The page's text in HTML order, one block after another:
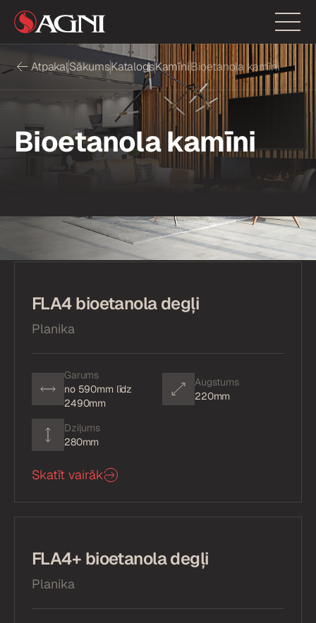
AtpakaļSākumsKatalogsKamīniBioetanola kamīni
Bioetanola kamīni
FLA4 bioetanola degļi
Planika
Garums
no 590mm līdz
2490mm
Augstums
220mm
Dziļums
280mm
Skatīt vairāk
FLA4+ bioetanola degļi
Planika